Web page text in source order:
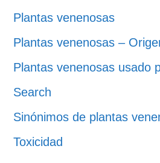
Plantas venenosas
Plantas venenosas –
Plantas venenosas usado
Search
Sinónimos de plantas
Toxicidad